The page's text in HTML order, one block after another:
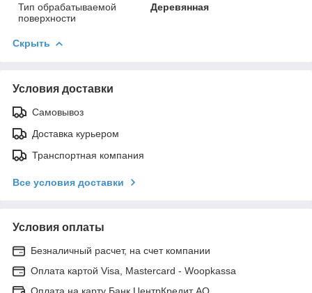
Тип обрабатываемой
поверхности
Деревянная
Скрыть
Условия доставки
Самовывоз
Доставка курьером
Транспортная компания
Все условия доставки
Условия оплаты
Безналичный расчет, на счет компании
Оплата картой Visa, Mastercard - Woopkassa
Оплата на карту Банк ЦентрКредит АО